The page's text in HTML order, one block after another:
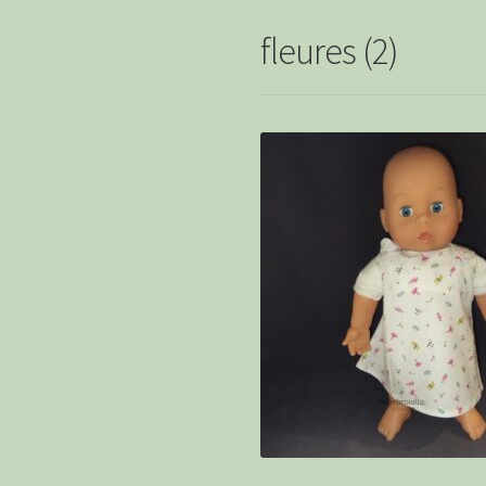
fleures (2)